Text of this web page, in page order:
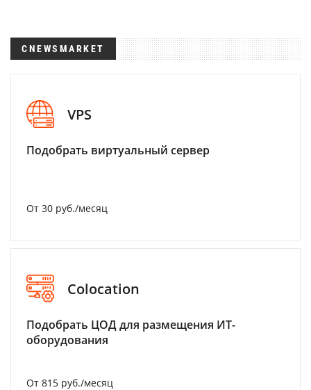
CNEWSMARKET
VPS
Подобрать виртуальный сервер
От 30 руб./месяц
Colocation
Подобрать ЦОД для размещения ИТ-
оборудования
От 815 руб./месяц